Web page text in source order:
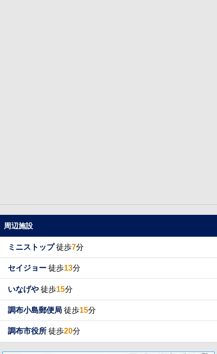
周辺施設
ミニストップ徒歩7分
セイジョー 徒歩13分
いなげや 徒歩15分
調布小島郵便局 徒歩15分
調布市役所 徒歩20分